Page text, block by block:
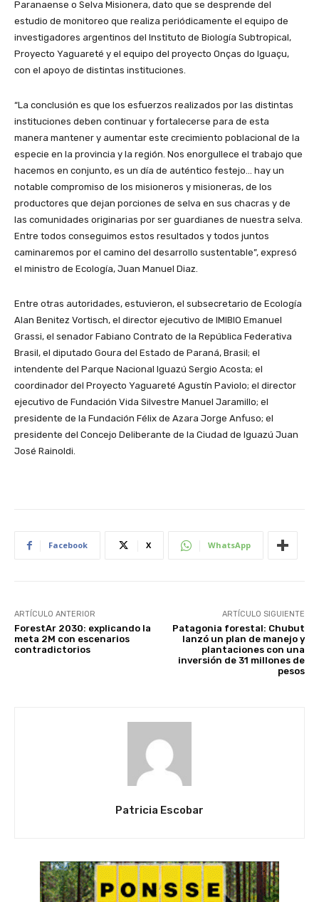
Paranaense o Selva Misionera, dato que se desprende del
estudio de monitoreo que realiza periódicamente el equipo de
investigadores argentinos del Instituto de Biología Subtropical,
Proyecto Yaguareté y el equipo del proyecto Onças do Iguaçu,
con el apoyo de distintas instituciones.
“La conclusión es que los esfuerzos realizados por las distintas
instituciones deben continuar y fortalecerse para de esta
manera mantener y aumentar este crecimiento poblacional de la
especie en la provincia y la región. Nos enorgullece el trabajo que
hacemos en conjunto, es un día de auténtico festejo… hay un
notable compromiso de los misioneros y misioneras, de los
productores que dejan porciones de selva en sus chacras y de
las comunidades originarias por ser guardianes de nuestra selva.
Entre todos conseguimos estos resultados y todos juntos
caminaremos por el camino del desarrollo sustentable”, expresó
el ministro de Ecología, Juan Manuel Diaz.
Entre otras autoridades, estuvieron, el subsecretario de Ecología
Alan Benitez Vortisch, el director ejecutivo de IMIBIO Emanuel
Grassi, el senador Fabiano Contrato de la República Federativa
Brasil, el diputado Goura del Estado de Paraná, Brasil; el
intendente del Parque Nacional Iguazú Sergio Acosta; el
coordinador del Proyecto Yaguareté Agustín Paviolo; el director
ejecutivo de Fundación Vida Silvestre Manuel Jaramillo; el
presidente de la Fundación Félix de Azara Jorge Anfuso; el
presidente del Concejo Deliberante de la Ciudad de Iguazú Juan
José Rainoldi.
Facebook X WhatsApp
ARTÍCULO ANTERIOR
ForestAr 2030: explicando la
meta 2M con escenarios
contradictorios
ARTÍCULO SIGUIENTE
Patagonia forestal: Chubut
lanzó un plan de manejo y
plantaciones con una
inversión de 31 millones de
pesos
Patricia Escobar